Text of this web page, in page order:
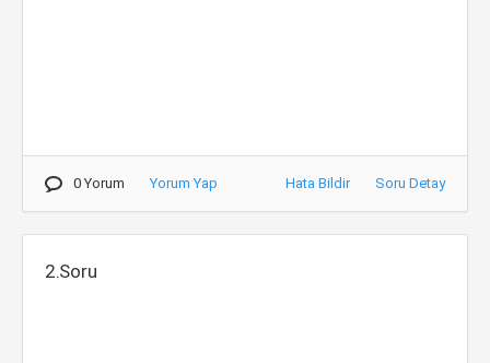
0 Yorum Yorum Yap Hata Bildir Soru Detay
2.Soru